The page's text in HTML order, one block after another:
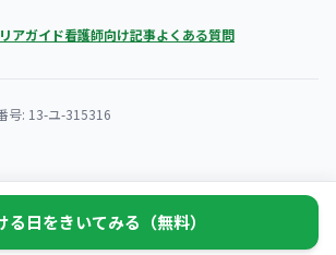
アガイド看護師向け記事よくある質問
号: 13-ユ-315316
る日をきいてみる（無料）